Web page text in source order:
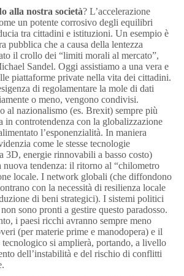
alla nostra società? L’accelerazione
un potente corrosivo degli equilibri
tra cittadini e istituzioni. Un esempio è
pubblica che a causa della lentezza
il crollo dei “limiti morali al mercato”,
Sandel. Oggi assistiamo a una vera e
piattaforme private nella vita dei cittadini.
di regolamentare la mole di dati
o meno, vengono condivisi.
al nazionalismo (es. Brexit) sempre più
in controtendenza con la globalizzazione
l’esponenzialità. In maniera
come le stesse tecnologie
3D, energie rinnovabili a basso costo)
nuova tendenza: il ritorno al “chilometro
locale. I network globali (che diffondono
con la necessità di resilienza locale
di beni strategici). I sistemi politici
sono pronti a gestire questo paradosso.
i paesi ricchi avranno sempre meno
(per materie prime e manodopera) e il
si amplierà, portando, a livello
dell’instabilità e del rischio di conflitti